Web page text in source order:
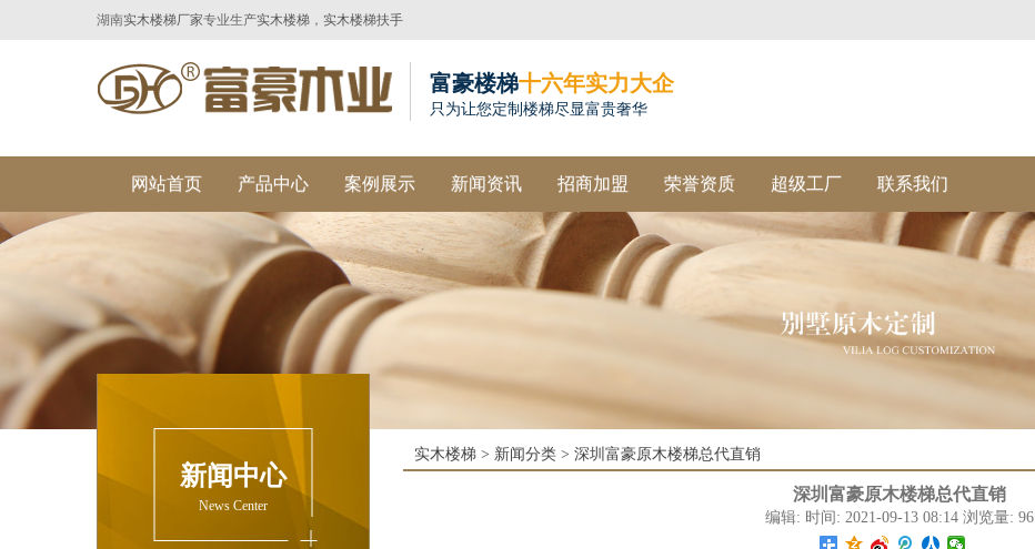
湖南实木楼梯厂家专业生产实木楼梯 ， 实木楼梯扶手
富豪楼梯十六年实力大企
只为让您定制楼梯尽显富贵奢华
网站首页 产品中心 案例展示 新闻资讯 招商加盟 荣誉资质 超级工厂 联系我们
新闻中心
News Center
实木楼梯 > 新闻分类 > 深圳富豪原木楼梯总代直销
深圳富豪原木楼梯总代直销
编辑: 时间: 2021-09-13 08:14 浏览量: 96